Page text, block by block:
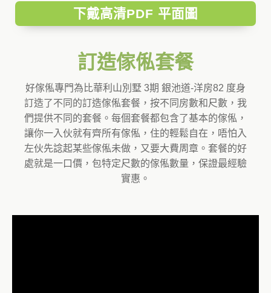
下戴高清PDF 平面圖
訂造傢俬套餐
好傢俬專門為比華利山別墅 3期 銀池道-洋房82 度身
訂造了不同的訂造傢俬套餐，按不同房數和尺數，我
們提供不同的套餐。每個套餐都包含了基本的傢俬，
讓你一入伙就有齊所有傢俬，住的輕鬆自在，唔怕入
左伙先諗起某些傢俬未做，又要大費周章。套餐的好
處就是一口價，包特定尺數的傢俬數量，保證最經驗
實惠。